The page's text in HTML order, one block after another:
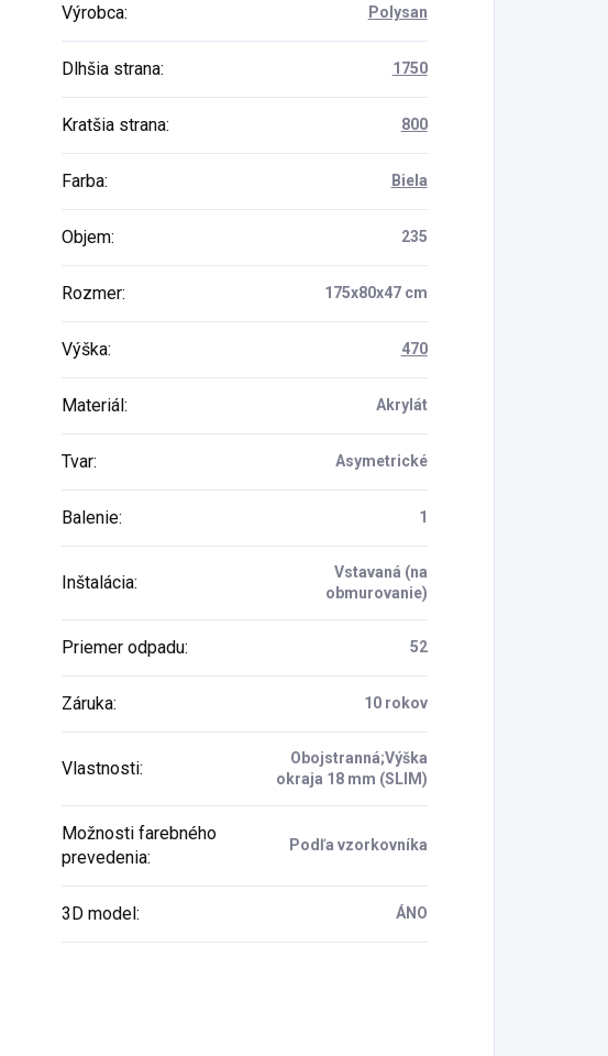
Výrobca: Polysan
Dlhšia strana: 1750
Kratšia strana: 800
Farba: Biela
Objem: 235
Rozmer: 175x80x47 cm
Výška: 470
Materiál: Akrylát
Tvar: Asymetrické
Balenie: 1
Inštalácia:
Vstavaná (na
obmurovanie)
Priemer odpadu: 52
Záruka: 10 rokov
Vlastnosti:
Obojstranná;Výška
okraja 18 mm (SLIM)
Možnosti farebného
prevedenia:
Podľa vzorkovníka
3D model: ÁNO